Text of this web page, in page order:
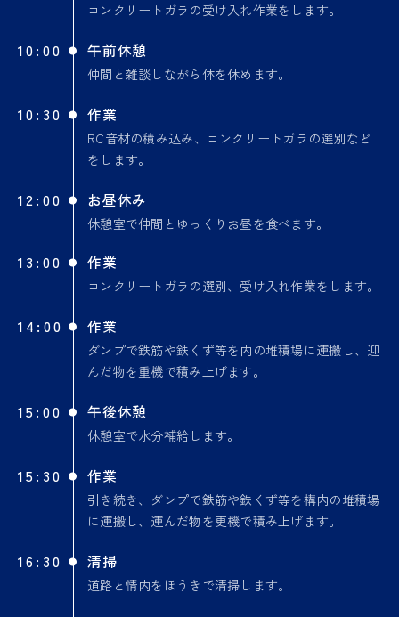
コンクリートガラの受け入れ作業をします。
10:00 午前休憩
仲間と雑談しながら体を休めます。
10:30 作業
RC音材の積み込み、コンクリートガラの選別など
をします。
12:00 お昼休み
休憩室で仲間とゆっくりお昼を食べます。
13:00 作業
コンクリートガラの選別、受け入れ作業をします。
14:00 作業
ダンプで鉄筋や鉄くず等を内の堆積場に運搬し、迎
んだ物を重機で積み上げます。
15:00 午後休憩
休憩室で水分補給します。
15:30 作業
引き続き、ダンプで鉄筋や鉄くず等を構内の堆積場
に運搬し、運んだ物を更機で積み上げます。
16:30 清掃
道路と情内をほうきで清掃します。